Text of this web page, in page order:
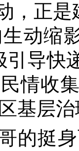
，正是
动缩
引导快
情收
基层
的挺